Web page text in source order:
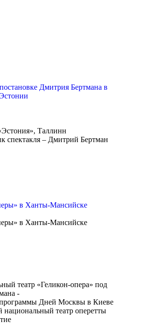
Дмитрия Бертмана в
Таллинн
спектакля – Дмитрий Бертман
в Ханты-Мансийске
в Ханты-Мансийске
театр «Геликон-опера» под
-
программы Дней Москвы в Киеве
национальный театр оперетты